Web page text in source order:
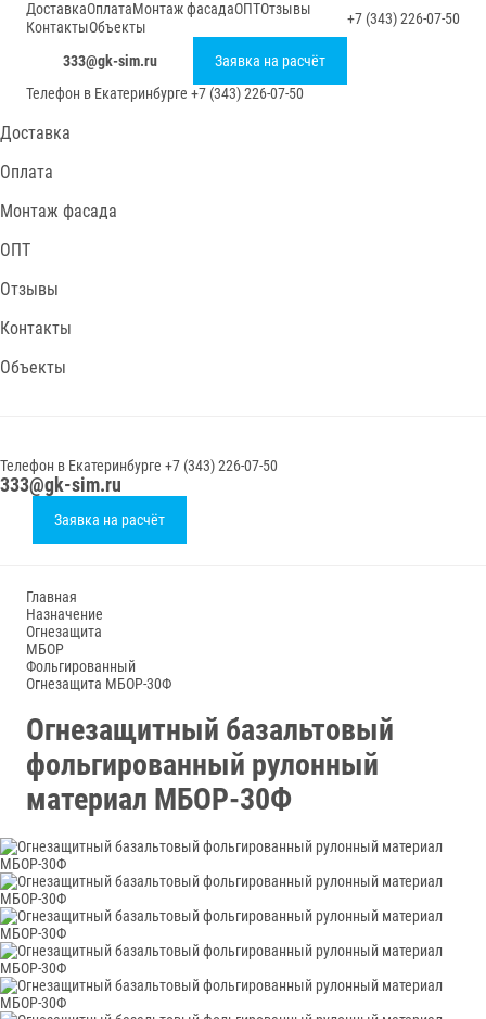
ДоставкаОплатаМонтаж фасадаОПТОтзывы
КонтактыОбъекты +7 (343) 226-07-50
333@gk-sim.ru
Заявка на расчёт
Телефон в Екатеринбурге +7 (343) 226-07-50
Доставка
Оплата
Монтаж фасада
ОПТ
Отзывы
Контакты
Объекты
Телефон в Екатеринбурге +7 (343) 226-07-50
333@gk-sim.ru
Заявка на расчёт
Главная
Назначение
Огнезащита
МБОР
Фольгированный
Огнезащита МБОР-30Ф
Огнезащитный базальтовый
фольгированный рулонный
материал МБОР-30Ф